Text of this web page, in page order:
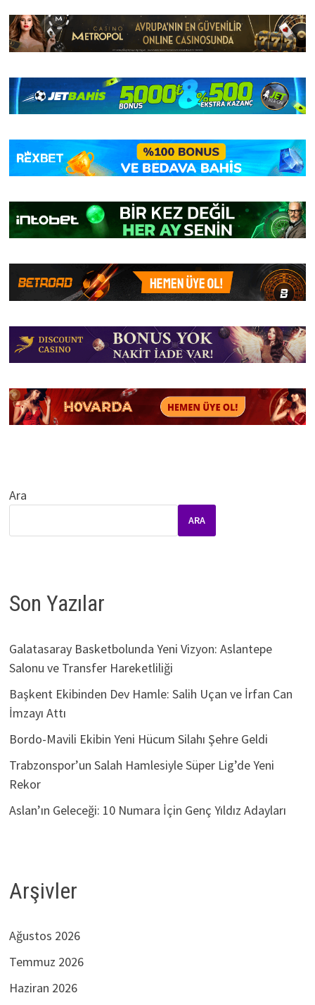
Ara
ARA
Son Yazılar
Galatasaray Basketbolunda Yeni Vizyon: Aslantepe
Salonu ve Transfer Hareketliliği
Başkent Ekibinden Dev Hamle: Salih Uçan ve İrfan Can
İmzayı Attı
Bordo-Mavili Ekibin Yeni Hücum Silahı Şehre Geldi
Trabzonspor’un Salah Hamlesiyle Süper Lig’de Yeni
Rekor
Aslan’ın Geleceği: 10 Numara İçin Genç Yıldız Adayları
Arşivler
Ağustos 2026
Temmuz 2026
Haziran 2026